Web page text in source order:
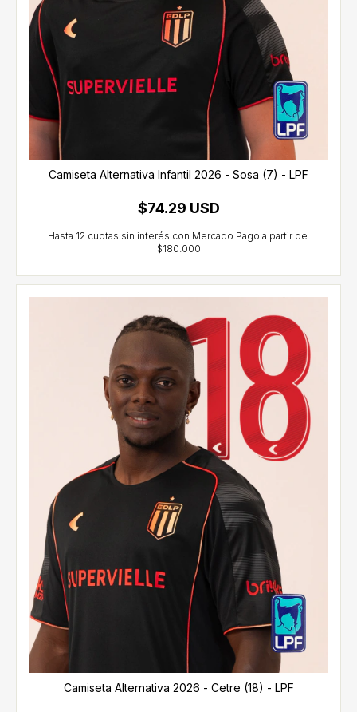
Camiseta Alternativa Infantil 2026 - Sosa (7) - LPF
$74.29 USD
Camiseta Alternativa 2026 - Cetre (18) - LPF